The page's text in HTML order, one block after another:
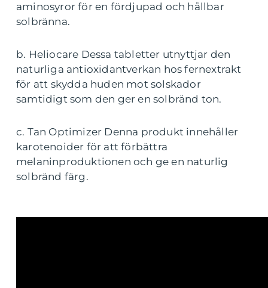
aminosyror för en fördjupad och hållbar
solbränna.
b. Heliocare Dessa tabletter utnyttjar den
naturliga antioxidantverkan hos fernextrakt
för att skydda huden mot solskador
samtidigt som den ger en solbränd ton.
c. Tan Optimizer Denna produkt innehåller
karotenoider för att förbättra
melaninproduktionen och ge en naturlig
solbränd färg.